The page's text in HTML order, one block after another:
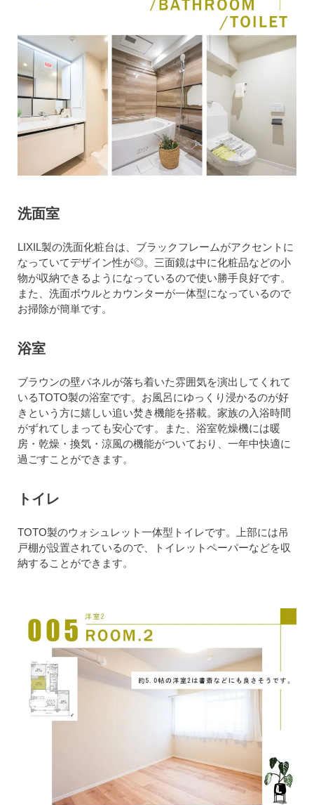
洗面室
LIXIL製の洗面化粧台は、ブラックフレームがアクセントに
なっていてデザイン性が◎。三面鏡は中に化粧品などの小
物が収納できるようになっているので使い勝手良好です。
また、洗面ボウルとカウンターが一体型になっているので
お掃除が簡単です。
浴室
ブラウンの壁パネルが落ち着いた雰囲気を演出してくれて
いるTOTO製の浴室です。お風呂にゆっくり浸かるのが好
きという方に嬉しい追い焚き機能を搭載。家族の入浴時間
がずれてしまっても安心です。また、浴室乾燥機には暖
房・乾燥・換気・涼風の機能がついており、一年中快適に
過ごすことができます。
トイレ
TOTO製のウォシュレット一体型トイレです。上部には吊
戸棚が設置されているので、トイレットペーパーなどを収
納することができます。